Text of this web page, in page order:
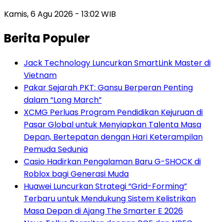
Kamis, 6 Agu 2026 - 13:02 WIB
Berita Populer
Jack Technology Luncurkan SmartLink Master di
Vietnam
Pakar Sejarah PKT: Gansu Berperan Penting
dalam “Long March”
XCMG Perluas Program Pendidikan Kejuruan di
Pasar Global untuk Menyiapkan Talenta Masa
Depan, Bertepatan dengan Hari Keterampilan
Pemuda Sedunia
Casio Hadirkan Pengalaman Baru G-SHOCK di
Roblox bagi Generasi Muda
Huawei Luncurkan Strategi “Grid-Forming”
Terbaru untuk Mendukung Sistem Kelistrikan
Masa Depan di Ajang The Smarter E 2026